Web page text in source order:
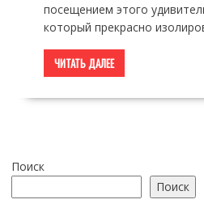
посещением этого
который прекрасно
ЧИТАТЬ ДАЛЕЕ
Поиск
Поиск